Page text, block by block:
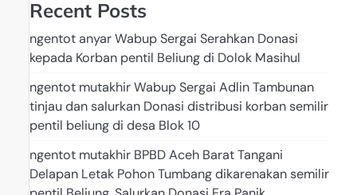
Recent Posts
ngentot anyar Wabup Sergai Serahkan Donasi
kepada Korban pentil Beliung di Dolok Masihul
ngentot mutakhir Wabup Sergai Adlin Tambunan
tinjau dan salurkan Donasi distribusi korban semilir
pentil beliung di desa Blok 10
ngentot mutakhir BPBD Aceh Barat Tangani
Delapan Letak Pohon Tumbang dikarenakan semilir